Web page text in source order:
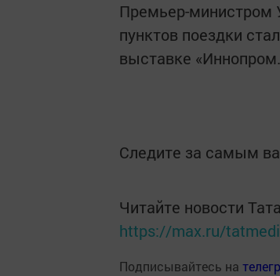
Премьер-министром
пунктов поездки
выставке
Следите за самым
Читайте новости
https://max.ru/
Подписывайтесь на